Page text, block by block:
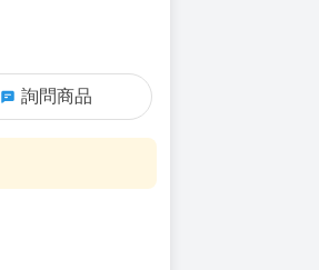
詢問商品